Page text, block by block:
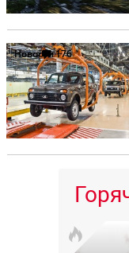
Новости176